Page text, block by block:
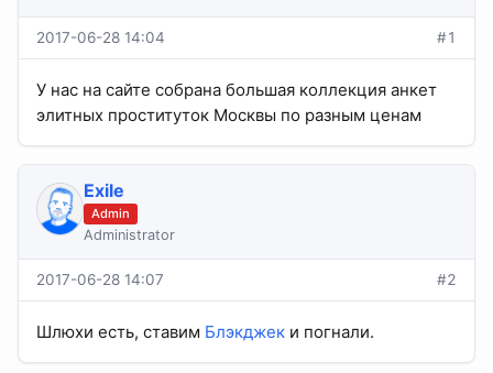
2017-06-28 14:04 #1
У нас на сайте собрана большая коллекция анкет
элитных проституток Москвы по разным ценам
Exile
Admin
Administrator
2017-06-28 14:07 #2
Шлюхи есть, ставим Блэкджек и погнали.